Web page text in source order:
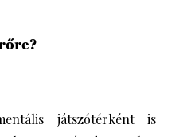
játszótérként is